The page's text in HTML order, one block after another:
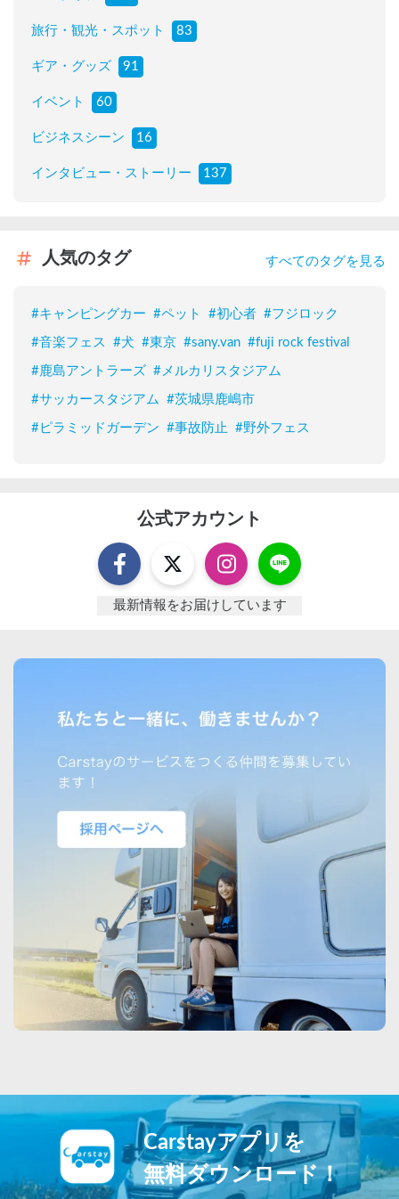
旅行・観光・スポット 83
ギア・グッズ 91
イベント 60
ビジネスシーン 16
インタビュー・ストーリー 137
人気のタグ すべてのタグを見る
#キャンピングカー #ペット #初心者 #フジロック
#音楽フェス #犬 #東京 #sany.van #fuji rock festival
#鹿島アントラーズ #メルカリスタジアム
#サッカースタジアム #茨城県鹿嶋市
#ピラミッドガーデン #事故防止 #野外フェス
公式アカウント
最新情報をお届けしています
Carstayアプリを
無料ダウンロード！